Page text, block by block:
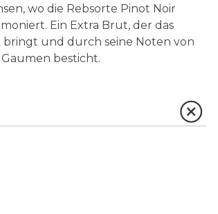
wo die Rebsorte Pinot Noir
Ein Extra Brut, der das
bringt und durch seine Noten von
besticht.